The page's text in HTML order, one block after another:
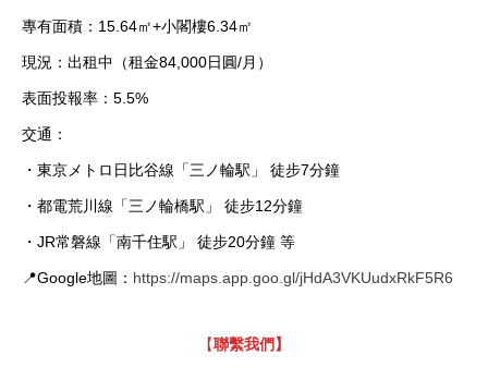
專有面積：15.64㎡+小閣樓6.34㎡
現況：出租中（租金84,000日圓/月）
表面投報率：5.5%
交通：
・東京メトロ日比谷線「三ノ輪駅」 徒步7分鐘
・都電荒川線「三ノ輪橋駅」 徒步12分鐘
・JR常磐線「南千住駅」 徒步20分鐘 等
📍Google地圖： https://maps.app.goo.gl/jHdA3VKUudxRkF5R6
【聯繫我們】